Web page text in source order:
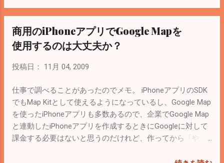
のインストールは 前の記事 を参考に。
商用のiPhoneアプリでGoogle Mapを
使用するのは大丈夫か？
投稿日： 11月 04, 2009
仕事で調べることがあったのでメモ。 iPhoneアプリのSDK
でもMap Kitとして使えるようになっているし、Google Map
を使ったiPhoneアプリも多数あるので、企業でGoogle Map
と連動したiPhoneアプリを作成するときにGoogleに対して
課金する必要はないと思うのだけれど、作ってから「やっ